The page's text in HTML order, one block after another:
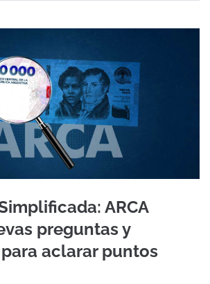
ARCA
preguntas y
aclarar puntos